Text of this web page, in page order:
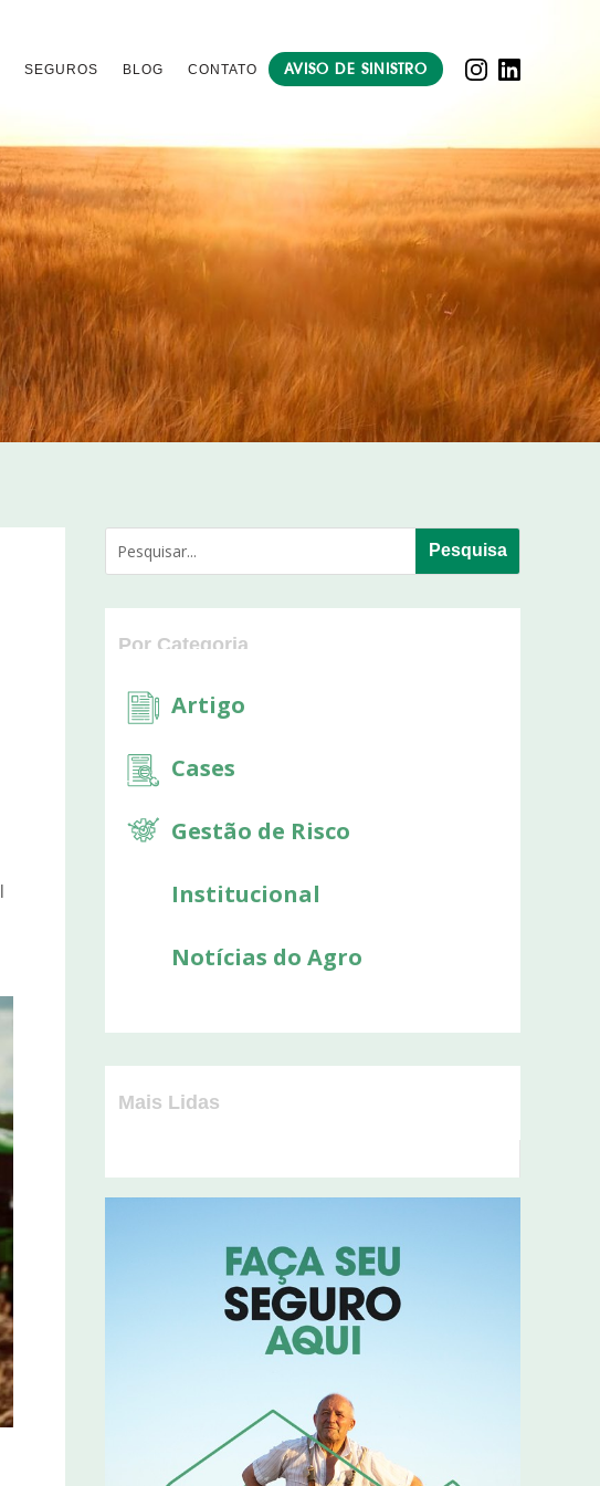
AVISO DE SINISTRO
SEGUROS BLOG CONTATO
Por Categoria
Artigo
Cases
Gestão de Risco
Institucional
Notícias do Agro
Mais Lidas